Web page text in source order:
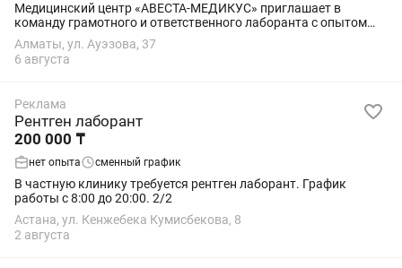
Медицинский центр «АВЕСТА-МЕДИКУС» приглашает в
команду грамотного и ответственного лаборанта с опытом
работы на автоматических лабораторных анализаторах.
Оборудование: автоматический...
Алматы, ул. Ауэзова, 37
6 августа
Реклама
Рентген лаборант
200 000 ₸
нет опыта сменный график
В частную клинику требуется рентген лаборант. График
работы с 8:00 до 20:00. 2/2
Астана, ул. Кенжебека Кумисбекова, 8
2 августа